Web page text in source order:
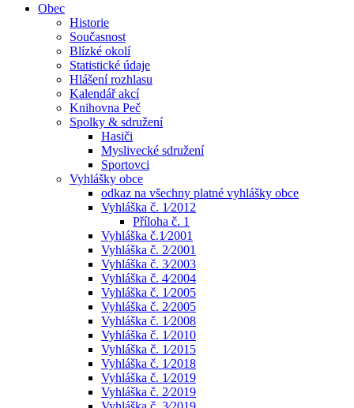
Obec
Historie
Současnost
Blízké okolí
Statistické údaje
Hlášení rozhlasu
Kalendář akcí
Knihovna Peč
Spolky & sdružení
Hasiči
Myslivecké sdružení
Sportovci
Vyhlášky obce
odkaz na všechny platné vyhlášky obce
Vyhláška č. 1⁄2012
Příloha č. 1
Vyhláška č.1⁄2001
Vyhláška č. 2⁄2001
Vyhláška č. 3⁄2003
Vyhláška č. 4⁄2004
Vyhláška č. 1⁄2005
Vyhláška č. 2⁄2005
Vyhláška č. 1⁄2008
Vyhláška č. 1⁄2010
Vyhláška č. 1⁄2015
Vyhláška č. 1⁄2018
Vyhláška č. 1⁄2019
Vyhláška č. 2⁄2019